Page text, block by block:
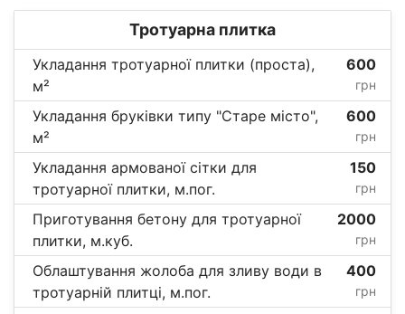
Тротуарна плитка
Укладання тротуарної плитки (проста),
м²
600
грн
Укладання бруківки типу "Старе місто",
м²
600
грн
Укладання армованої сітки для
тротуарної плитки, м.пог.
150
грн
Приготування бетону для тротуарної
плитки, м.куб.
2000
грн
Облаштування жолоба для зливу води в
тротуарній плитці, м.пог.
400
грн